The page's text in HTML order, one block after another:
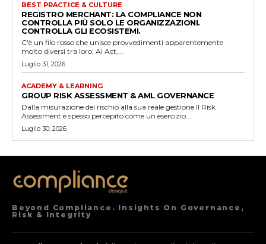
BEST PRACTICE & CULTURE
REGISTRO MERCHANT: LA COMPLIANCE NON
CONTROLLA PIÙ SOLO LE ORGANIZZAZIONI.
CONTROLLA GLI ECOSISTEMI.
C'è un filo rosso che unisce provvedimenti apparentemente
molto diversi tra loro: AI Act,...
Luglio 31, 2026
ACADEMY & LEARNING
GROUP RISK ASSESSMENT & AML GOVERNANCE
Dalla misurazione del rischio alla sua reale gestione Il Risk
Assessment è spesso percepito come un esercizio...
Luglio 30, 2026
Beyond Compliance. Insights On Governance,
Risk & Integrity